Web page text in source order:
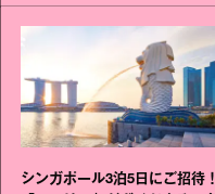
シンガポール3泊5日にご招待！